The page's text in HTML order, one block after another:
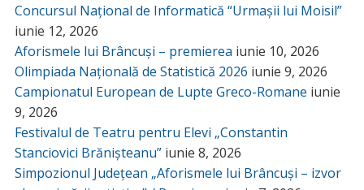
Concursul Național de Informatică “Urmașii lui Moisil”
iunie 12, 2026
Aforismele lui Brâncuși – premierea iunie 10, 2026
Olimpiada Națională de Statistică 2026 iunie 9, 2026
Campionatul European de Lupte Greco-Romane iunie
9, 2026
Festivalul de Teatru pentru Elevi „Constantin
Stanciovici Brănișteanu” iunie 8, 2026
Simpozionul Județean „Aforismele lui Brâncuși – izvor